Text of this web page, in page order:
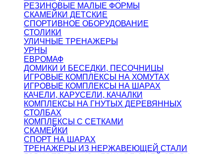
РЕЗИНОВЫЕ МАЛЫЕ ФОРМЫ
СКАМЕЙКИ ДЕТСКИЕ
СПОРТИВНОЕ ОБОРУДОВАНИЕ
СТОЛИКИ
УЛИЧНЫЕ ТРЕНАЖЕРЫ
УРНЫ
ЕВРОМАФ
ДОМИКИ И БЕСЕДКИ, ПЕСОЧНИЦЫ
ИГРОВЫЕ КОМПЛЕКСЫ НА ХОМУТАХ
ИГРОВЫЕ КОМПЛЕКСЫ НА ШАРАХ
КАЧЕЛИ, КАРУСЕЛИ, КАЧАЛКИ
КОМПЛЕКСЫ НА ГНУТЫХ ДЕРЕВЯННЫХ
СТОЛБАХ
КОМПЛЕКСЫ С СЕТКАМИ
СКАМЕЙКИ
СПОРТ НА ШАРАХ
ТРЕНАЖЕРЫ ИЗ НЕРЖАВЕЮЩЕЙ СТАЛИ